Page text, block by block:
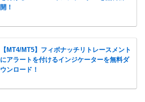
開！
【MT4/MT5】フィボナッチリトレースメント
にアラートを付けるインジケーターを無料ダ
ウンロード！